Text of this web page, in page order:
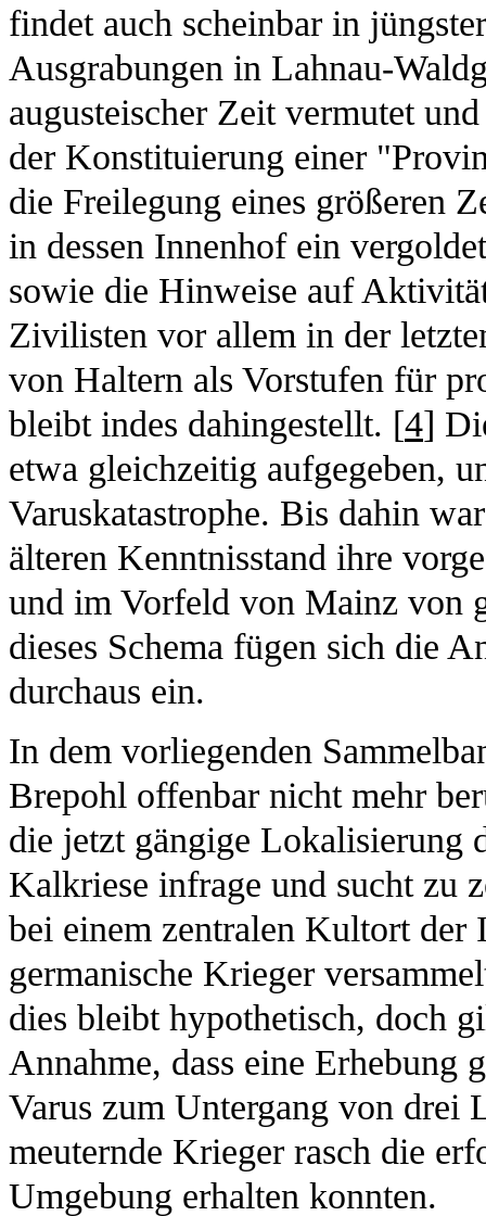
findet auch scheinbar in
Ausgrabungen in Lahnau-
augusteischer Zeit vermutet
der Konstituierung einer
die Freilegung eines größeren
in dessen Innenhof ein
sowie die Hinweise auf
Zivilisten vor allem in der
von Haltern als Vorstufen für
bleibt indes dahingestellt. [4]
etwa gleichzeitig aufgegeben,
Varuskatastrophe. Bis dahin
älteren Kenntnisstand ihre
und im Vorfeld von Mainz von
dieses Schema fügen sich die
durchaus ein.
In dem vorliegenden
Brepohl offenbar nicht mehr
die jetzt gängige Lokalisierung
Kalkriese infrage und sucht zu
bei einem zentralen Kultort der
germanische Krieger
dies bleibt hypothetisch, doch
Annahme, dass eine Erhebung
Varus zum Untergang von drei
meuternde Krieger rasch die
Umgebung erhalten konnten.